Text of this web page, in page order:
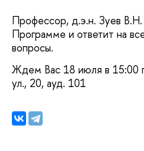
Профессор, д.э.н. Зуев В.Н.
Программе и ответит на
вопросы.
Ждем Вас 18 июля в 15:00
ул., 20, ауд. 101